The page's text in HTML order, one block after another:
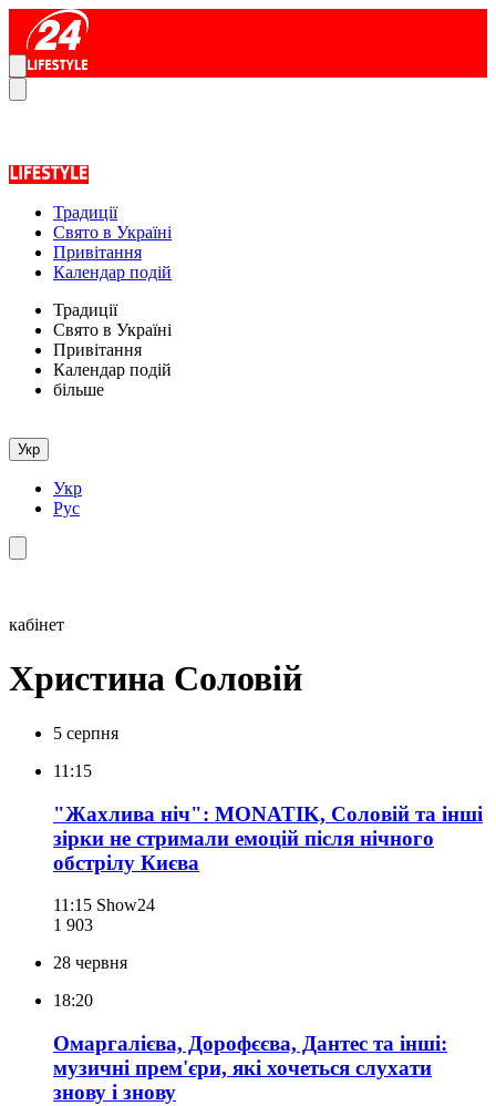
Традиції
Свято в Україні
Привітання
Календар подій
Традиції
Свято в Україні
Привітання
Календар подій
більше
Укр
Укр
Рус
кабінет
Христина Соловій
5 серпня
11:15
"Жахлива ніч": MONATIK, Соловій та інші
зірки не стримали емоцій після нічного
обстрілу Києва
11:15 Show24
1 903
28 червня
18:20
Омаргалієва, Дорофєєва, Дантес та інші:
музичні прем'єри, які хочеться слухати
знову і знову